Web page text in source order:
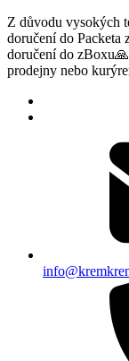
Z důvodu vysokých
doručení do
doručení do
prodejny nebo